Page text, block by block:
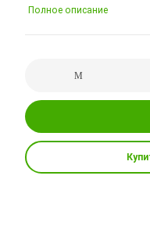
Полное описание